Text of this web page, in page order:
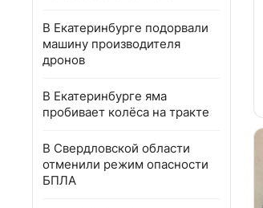
В Екатеринбурге подорвали
машину производителя
дронов
В Екатеринбурге яма
пробивает колёса на тракте
В Свердловской области
отменили режим опасности
БПЛА